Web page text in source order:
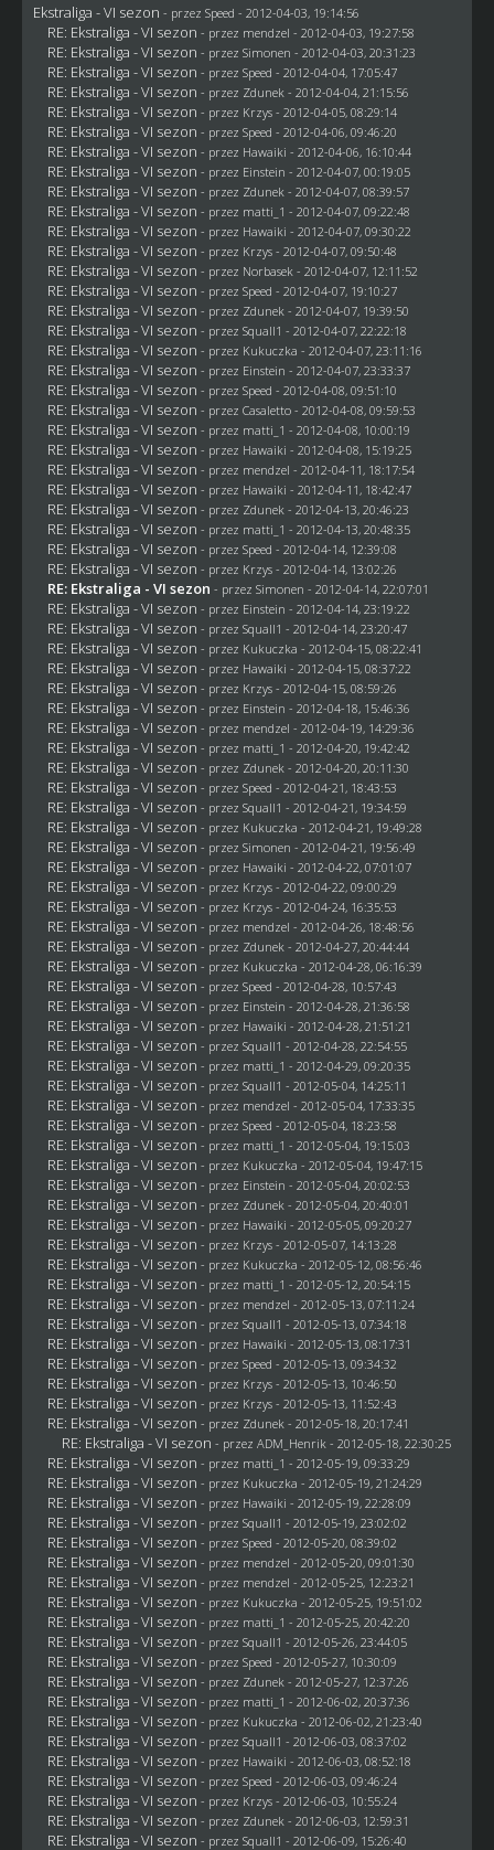
Ekstraliga - VI sezon - przez Speed - 2012-04-03, 19:14:56
RE: Ekstraliga - VI sezon - przez mendzel - 2012-04-03, 19:27:58
RE: Ekstraliga - VI sezon - przez Simonen - 2012-04-03, 20:31:23
RE: Ekstraliga - VI sezon - przez Speed - 2012-04-04, 17:05:47
RE: Ekstraliga - VI sezon - przez Zdunek - 2012-04-04, 21:15:56
RE: Ekstraliga - VI sezon - przez Krzys- 2012-04-05, 08:29:14
RE: Ekstraliga - VI sezon - przez Speed - 2012-04-06, 09:46:20
RE: Ekstraliga - VI sezon - przez Hawaiki - 2012-04-06, 16:10:44
RE: Ekstraliga - VI sezon - przez Einstein - 2012-04-07, 00:19:05
RE: Ekstraliga - VI sezon - przez Zdunek - 2012-04-07, 08:39:57
RE: Ekstraliga - VI sezon - przez matti_1 - 2012-04-07, 09:22:48
RE: Ekstraliga - VI sezon - przez Hawaiki - 2012-04-07, 09:30:22
RE: Ekstraliga - VI sezon - przez Krzys- 2012-04-07, 09:50:48
RE: Ekstraliga - VI sezon - przez Norbasek - 2012-04-07, 12:11:52
RE: Ekstraliga - VI sezon - przez Speed - 2012-04-07, 19:10:27
RE: Ekstraliga - VI sezon - przez Zdunek - 2012-04-07, 19:39:50
RE: Ekstraliga - VI sezon - przez Squall1 - 2012-04-07, 22:22:18
RE: Ekstraliga - VI sezon - przez Kukuczka - 2012-04-07, 23:11:16
RE: Ekstraliga - VI sezon - przez Einstein - 2012-04-07, 23:33:37
RE: Ekstraliga - VI sezon - przez Speed - 2012-04-08, 09:51:10
RE: Ekstraliga - VI sezon - przez Casaletto- 2012-04-08, 09:59:53
RE: Ekstraliga - VI sezon - przez matti_1 - 2012-04-08, 10:00:19
RE: Ekstraliga - VI sezon - przez Hawaiki - 2012-04-08, 15:19:25
RE: Ekstraliga - VI sezon - przez mendzel - 2012-04-11, 18:17:54
RE: Ekstraliga - VI sezon - przez Hawaiki - 2012-04-11, 18:42:47
RE: Ekstraliga - VI sezon - przez Zdunek - 2012-04-13, 20:46:23
RE: Ekstraliga - VI sezon - przez matti_1 - 2012-04-13, 20:48:35
RE: Ekstraliga - VI sezon - przez Speed - 2012-04-14, 12:39:08
RE: Ekstraliga - VI sezon - przez Krzys- 2012-04-14, 13:02:26
RE: Ekstraliga - VI sezon - przez Simonen - 2012-04-14, 22:07:01
RE: Ekstraliga - VI sezon - przez Einstein - 2012-04-14, 23:19:22
RE: Ekstraliga - VI sezon - przez Squall1 - 2012-04-14, 23:20:47
RE: Ekstraliga - VI sezon - przez Kukuczka - 2012-04-15, 08:22:41
RE: Ekstraliga - VI sezon - przez Hawaiki - 2012-04-15, 08:37:22
RE: Ekstraliga - VI sezon - przez Krzys- 2012-04-15, 08:59:26
RE: Ekstraliga - VI sezon - przez Einstein - 2012-04-18, 15:46:36
RE: Ekstraliga - VI sezon - przez mendzel - 2012-04-19, 14:29:36
RE: Ekstraliga - VI sezon - przez matti_1 - 2012-04-20, 19:42:42
RE: Ekstraliga - VI sezon - przez Zdunek - 2012-04-20, 20:11:30
RE: Ekstraliga - VI sezon - przez Speed - 2012-04-21, 18:43:53
RE: Ekstraliga - VI sezon - przez Squall1 - 2012-04-21, 19:34:59
RE: Ekstraliga - VI sezon - przez Kukuczka - 2012-04-21, 19:49:28
RE: Ekstraliga - VI sezon - przez Simonen - 2012-04-21, 19:56:49
RE: Ekstraliga - VI sezon - przez Hawaiki - 2012-04-22, 07:01:07
RE: Ekstraliga - VI sezon - przez Krzys- 2012-04-22, 09:00:29
RE: Ekstraliga - VI sezon - przez Krzys- 2012-04-24, 16:35:53
RE: Ekstraliga - VI sezon - przez mendzel - 2012-04-26, 18:48:56
RE: Ekstraliga - VI sezon - przez Zdunek - 2012-04-27, 20:44:44
RE: Ekstraliga - VI sezon - przez Kukuczka - 2012-04-28, 06:16:39
RE: Ekstraliga - VI sezon - przez Speed - 2012-04-28, 10:57:43
RE: Ekstraliga - VI sezon - przez Einstein - 2012-04-28, 21:36:58
RE: Ekstraliga - VI sezon - przez Hawaiki - 2012-04-28, 21:51:21
RE: Ekstraliga - VI sezon - przez Squall1 - 2012-04-28, 22:54:55
RE: Ekstraliga - VI sezon - przez matti_1 - 2012-04-29, 09:20:35
RE: Ekstraliga - VI sezon - przez Squall1 - 2012-05-04, 14:25:11
RE: Ekstraliga - VI sezon - przez mendzel - 2012-05-04, 17:33:35
RE: Ekstraliga - VI sezon - przez Speed - 2012-05-04, 18:23:58
RE: Ekstraliga - VI sezon - przez matti_1 - 2012-05-04, 19:15:03
RE: Ekstraliga - VI sezon - przez Kukuczka - 2012-05-04, 19:47:15
RE: Ekstraliga - VI sezon - przez Einstein - 2012-05-04, 20:02:53
RE: Ekstraliga - VI sezon - przez Zdunek - 2012-05-04, 20:40:01
RE: Ekstraliga - VI sezon - przez Hawaiki - 2012-05-05, 09:20:27
RE: Ekstraliga - VI sezon - przez Krzys- 2012-05-07, 14:13:28
RE: Ekstraliga - VI sezon - przez Kukuczka - 2012-05-12, 08:56:46
RE: Ekstraliga - VI sezon - przez matti_1 - 2012-05-12, 20:54:15
RE: Ekstraliga - VI sezon - przez mendzel - 2012-05-13, 07:11:24
RE: Ekstraliga - VI sezon - przez Squall1 - 2012-05-13, 07:34:18
RE: Ekstraliga - VI sezon - przez Hawaiki - 2012-05-13, 08:17:31
RE: Ekstraliga - VI sezon - przez Speed - 2012-05-13, 09:34:32
RE: Ekstraliga - VI sezon - przez Krzys- 2012-05-13, 10:46:50
RE: Ekstraliga - VI sezon - przez Krzys- 2012-05-13, 11:52:43
RE: Ekstraliga - VI sezon - przez Zdunek - 2012-05-18, 20:17:41
RE: Ekstraliga - VI sezon - przez ADM_Henrik - 2012-05-18, 22:30:25
RE: Ekstraliga - VI sezon - przez matti_1 - 2012-05-19, 09:33:29
RE: Ekstraliga - VI sezon - przez Kukuczka - 2012-05-19, 21:24:29
RE: Ekstraliga - VI sezon - przez Hawaiki - 2012-05-19, 22:28:09
RE: Ekstraliga - VI sezon - przez Squall1 - 2012-05-19, 23:02:02
RE: Ekstraliga - VI sezon - przez Speed - 2012-05-20, 08:39:02
RE: Ekstraliga - VI sezon - przez mendzel - 2012-05-20, 09:01:30
RE: Ekstraliga - VI sezon - przez mendzel - 2012-05-25, 12:23:21
RE: Ekstraliga - VI sezon - przez Kukuczka - 2012-05-25, 19:51:02
RE: Ekstraliga - VI sezon - przez matti_1 - 2012-05-25, 20:42:20
RE: Ekstraliga - VI sezon - przez Squall1 - 2012-05-26, 23:44:05
RE: Ekstraliga - VI sezon - przez Speed - 2012-05-27, 10:30:09
RE: Ekstraliga - VI sezon - przez Zdunek - 2012-05-27, 12:37:26
RE: Ekstraliga - VI sezon - przez matti_1 - 2012-06-02, 20:37:36
RE: Ekstraliga - VI sezon - przez Kukuczka - 2012-06-02, 21:23:40
RE: Ekstraliga - VI sezon - przez Squall1 - 2012-06-03, 08:37:02
RE: Ekstraliga - VI sezon - przez Hawaiki - 2012-06-03, 08:52:18
RE: Ekstraliga - VI sezon - przez Speed - 2012-06-03, 09:46:24
RE: Ekstraliga - VI sezon - przez Krzys- 2012-06-03, 10:55:24
RE: Ekstraliga - VI sezon - przez Zdunek - 2012-06-03, 12:59:31
RE: Ekstraliga - VI sezon - przez Squall1 - 2012-06-09, 15:26:40